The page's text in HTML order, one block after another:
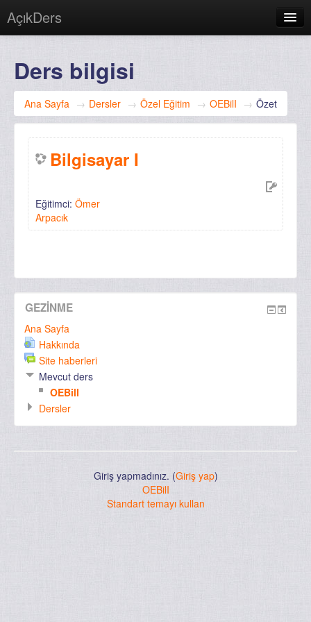
AçıkDers
Ders bilgisi
Ana Sayfa → Dersler → Özel Eğitim → OEBilI → Özet
Bilgisayar I
Eğitimci: Ömer
Arpacık
GEZINME
Ana Sayfa
Hakkında
Site haberleri
Mevcut ders
OEBilI
Dersler
Giriş yapmadınız. (Giriş yap)
OEBilI
Standart temayı kullan